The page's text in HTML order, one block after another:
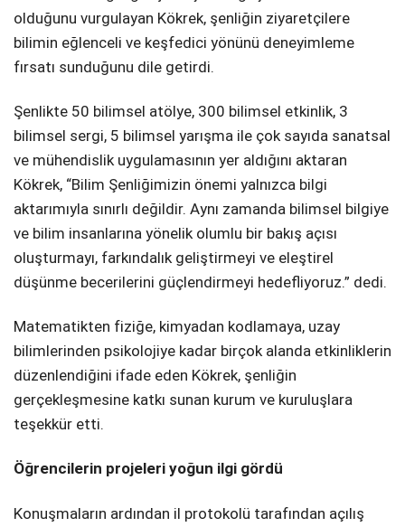
olduğunu vurgulayan Kökrek, şenliğin ziyaretçilere
bilimin eğlenceli ve keşfedici yönünü deneyimleme
fırsatı sunduğunu dile getirdi.
Şenlikte 50 bilimsel atölye, 300 bilimsel etkinlik, 3
bilimsel sergi, 5 bilimsel yarışma ile çok sayıda sanatsal
ve mühendislik uygulamasının yer aldığını aktaran
Kökrek, “Bilim Şenliğimizin önemi yalnızca bilgi
aktarımıyla sınırlı değildir. Aynı zamanda bilimsel bilgiye
ve bilim insanlarına yönelik olumlu bir bakış açısı
oluşturmayı, farkındalık geliştirmeyi ve eleştirel
düşünme becerilerini güçlendirmeyi hedefliyoruz.” dedi.
Matematikten fiziğe, kimyadan kodlamaya, uzay
bilimlerinden psikolojiye kadar birçok alanda etkinliklerin
düzenlendiğini ifade eden Kökrek, şenliğin
gerçekleşmesine katkı sunan kurum ve kuruluşlara
teşekkür etti.
Öğrencilerin projeleri yoğun ilgi gördü
Konuşmaların ardından il protokolü tarafından açılış